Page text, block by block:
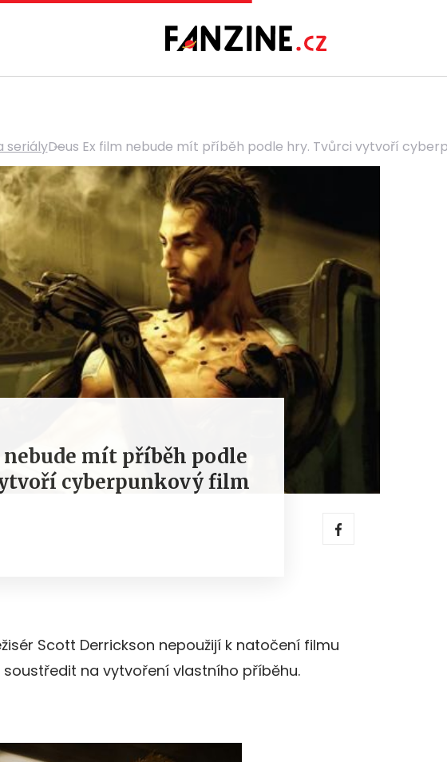
seriályDeus Ex film nebude mít příběh podle hry. Tvůrci vytvoří
mít příběh podle
cyberpunkový film
Scott Derrickson nepoužijí k natočení filmu
soustředit na vytvoření vlastního příběhu.